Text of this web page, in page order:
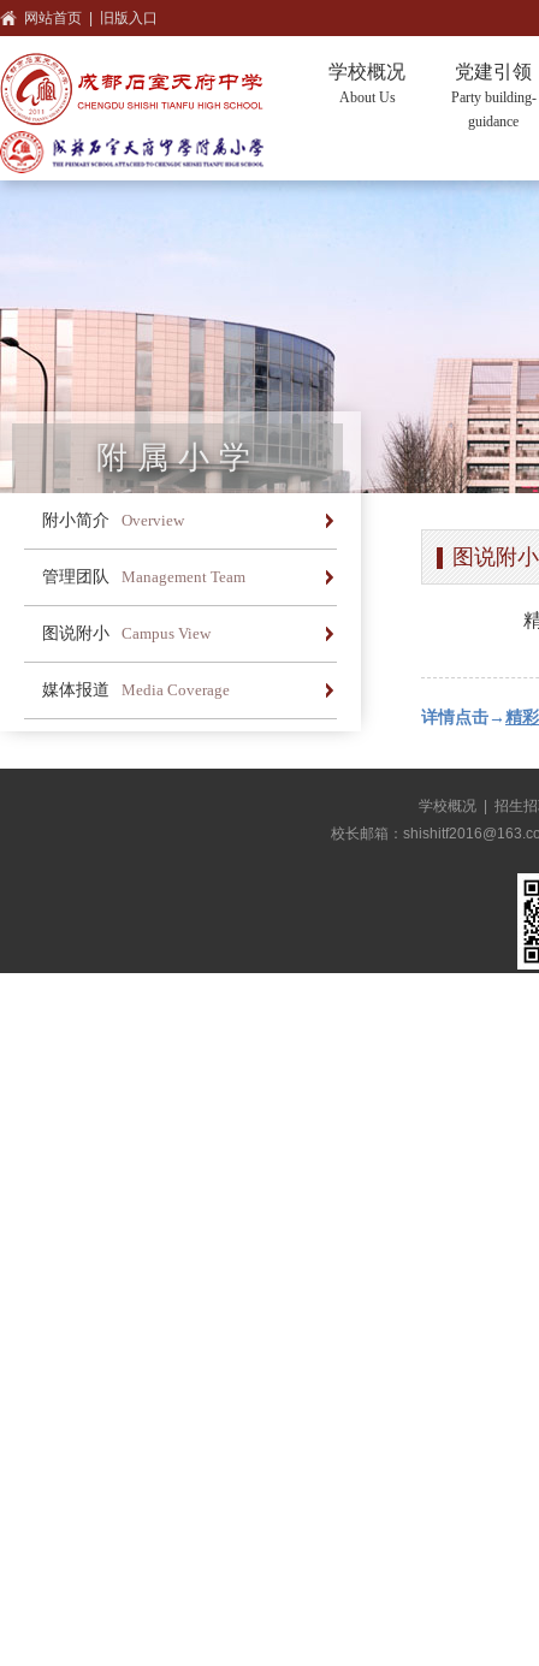
网站首页 旧版入口
学校概况
About Us
党建引领
Party building-
guidance
附属小学
附小简介 Overview
管理团队 Management Team
图说附小 Campus View
媒体报道 Media Coverage
办学简介 办学理念 荣誉长廊
图说附小
详情点击→ 精
学校概况
招生
校长邮箱：